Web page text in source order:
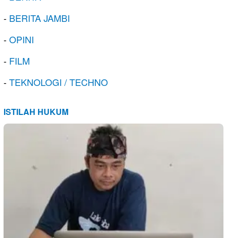
- BERITA JAMBI
-OPINI
- FILM
-TEKNOLOGI / TECHNO
ISTILAH HUKUM